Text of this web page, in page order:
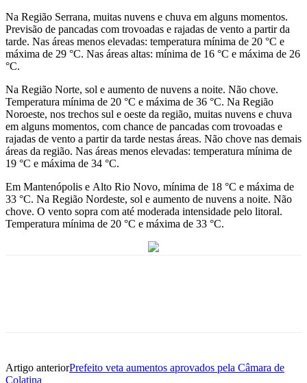
Na Região Serrana, muitas nuvens e chuva em alguns momentos.
Previsão de pancadas com trovoadas e rajadas de vento a partir da
tarde. Nas áreas menos elevadas: temperatura mínima de 20 °C e
máxima de 29 °C. Nas áreas altas: mínima de 16 °C e máxima de 26
°C.
Na Região Norte, sol e aumento de nuvens a noite. Não chove.
Temperatura mínima de 20 °C e máxima de 36 °C. Na Região
Noroeste, nos trechos sul e oeste da região, muitas nuvens e chuva
em alguns momentos, com chance de pancadas com trovoadas e
rajadas de vento a partir da tarde nestas áreas. Não chove nas demais
áreas da região. Nas áreas menos elevadas: temperatura mínima de
19 °C e máxima de 34 °C.
Em Mantenópolis e Alto Rio Novo, mínima de 18 °C e máxima de
33 °C. Na Região Nordeste, sol e aumento de nuvens a noite. Não
chove. O vento sopra com até moderada intensidade pelo litoral.
Temperatura mínima de 20 °C e máxima de 33 °C.
Artigo anteriorPrefeito veta aumentos aprovados pela Câmara de
Colatina